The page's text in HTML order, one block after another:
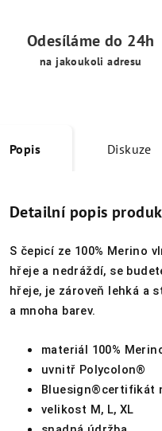
Odesíláme do 24h
na jakoukoli adresu
Popis Diskuze
Detailní popis
S čepicí ze 100% Merino
hřeje a nedráždí, se
hřeje, je zároveň lehká a
a mnoha barev.
materiál 100%
uvnitř Polycolon®
Bluesign®certifikát
velikost M, L, XL